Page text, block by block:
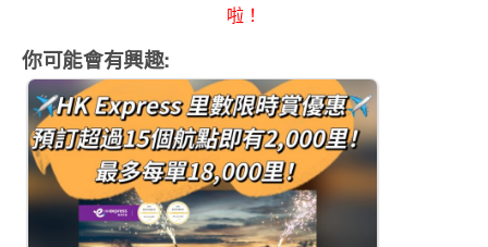
啦！
你可能會有興趣: